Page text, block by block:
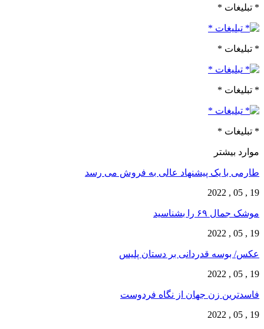
* تبلیغات *
* تبلیغات *
* تبلیغات *
* تبلیغات *
موارد بیشتر
طارمی با یک پیشنهاد عالی به فروش می رسد
19 , 05 , 2022
موشک جمال ۶۹ را بشناسید
19 , 05 , 2022
عکس/ بوسه قدردانی بر دستان پلیس
19 , 05 , 2022
فاسدترین زن جهان از نگاه فردوست
19 , 05 , 2022